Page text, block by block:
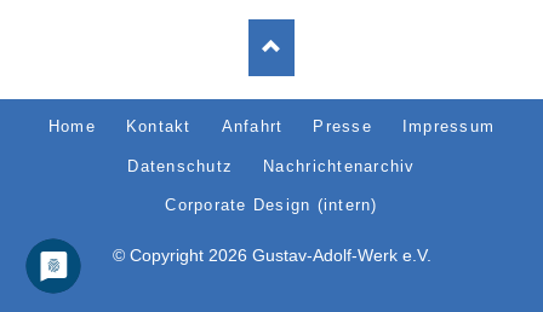
Navigation
Home Kontakt Anfahrt Presse Impressum
Datenschutz Nachrichtenarchiv
Corporate Design (intern)
© Copyright 2026 Gustav-Adolf-Werk e.V.